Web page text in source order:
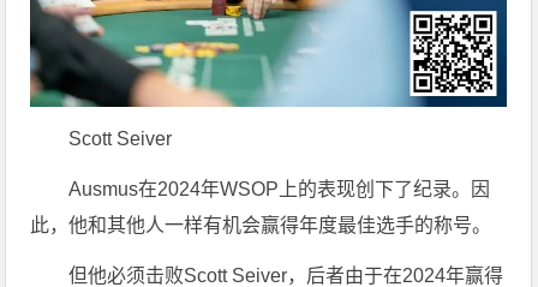
Scott Seiver
Ausmus在2024年WSOP上的表现创下了纪录。因
此，他和其他人一样有机会赢得年度最佳选手的称号。
但他必须击败Scott Seiver，后者由于在2024年赢得